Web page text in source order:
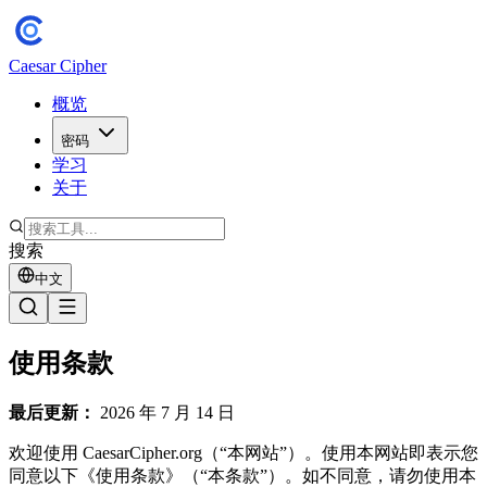
Caesar Cipher
概览
密码
学习
关于
搜索
中文
使用条款
最后更新： 2026 年 7 月 14 日
欢迎使用 CaesarCipher.org（“本网站”）。使用本网站即表示您
同意以下《使用条款》（“本条款”）。如不同意，请勿使用本